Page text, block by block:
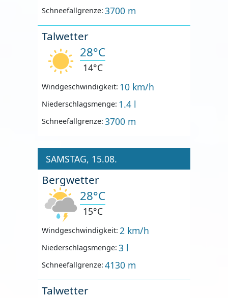
Schneefallgrenze: 3700 m
Talwetter
28°C
14°C
Windgeschwindigkeit: 10 km/h
Niederschlagsmenge: 1.4 l
Schneefallgrenze: 3700 m
SAMSTAG, 15.08.
Bergwetter
28°C
15°C
Windgeschwindigkeit: 2 km/h
Niederschlagsmenge: 3 l
Schneefallgrenze: 4130 m
Talwetter